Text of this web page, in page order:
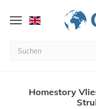
Homestory